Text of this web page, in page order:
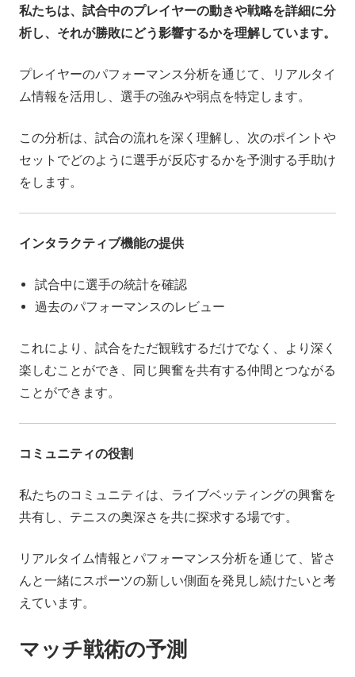
私たちは、試合中のプレイヤーの動きや戦略を詳細に分
析し、それが勝敗にどう影響するかを理解しています。
プレイヤーのパフォーマンス分析を通じて、リアルタイ
ム情報を活用し、選手の強みや弱点を特定します。
この分析は、試合の流れを深く理解し、次のポイントや
セットでどのように選手が反応するかを予測する手助け
をします。
インタラクティブ機能の提供
試合中に選手の統計を確認
過去のパフォーマンスのレビュー
これにより、試合をただ観戦するだけでなく、より深く
楽しむことができ、同じ興奮を共有する仲間とつながる
ことができます。
コミュニティの役割
私たちのコミュニティは、ライブベッティングの興奮を
共有し、テニスの奥深さを共に探求する場です。
リアルタイム情報とパフォーマンス分析を通じて、皆さ
んと一緒にスポーツの新しい側面を発見し続けたいと考
えています。
マッチ戦術の予測